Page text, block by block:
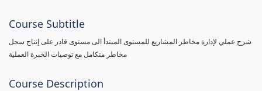
Course Subtitle
شرح عملي لإدارة مخاطر المشاريع للمستوى المبتدأ الى مستوى قادر على إنتاج سجل
مخاطر متكامل مع توصيات الخبرة العملية
Course Description